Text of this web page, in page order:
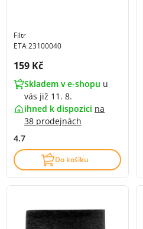
Filtr
ETA 23100040
Cena s DPH:
159 Kč
Skladem v e-shopu u
vás již 11. 8.
ihned k dispozici na
38 prodejnách
4.7
Do košíku